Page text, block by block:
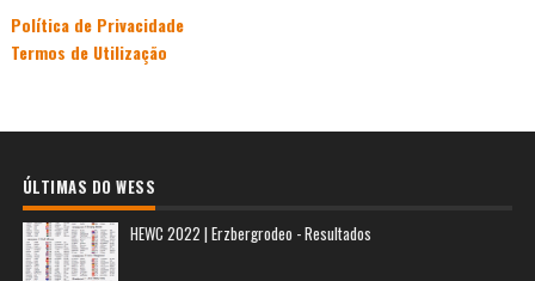
Política de Privacidade
Termos de Utilização
ÚLTIMAS DO WESS
HEWC 2022 | Erzbergrodeo - Resultados